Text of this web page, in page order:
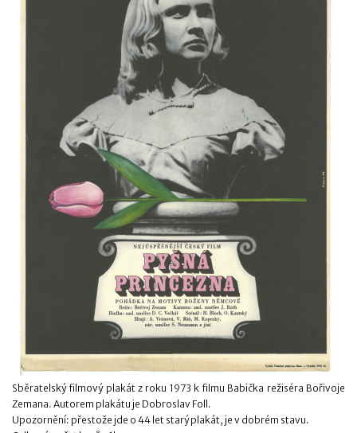
Sběratelský filmový plakát z roku 1973 k filmu Babička režiséra Bořivoje
Zemana. Autorem plakátu je Dobroslav Foll.
Upozornění: přestože jde o 44 let starý plakát, je v dobrém stavu.